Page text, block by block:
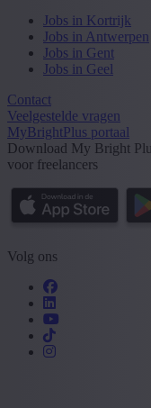
Jobs in Kortrijk
Jobs in Antwerpen
Jobs in Gent
Jobs in Geel
Contact
Veelgestelde vragen
MyBrightPlus portaal
Download My Bright
voor freelancers
Volg ons